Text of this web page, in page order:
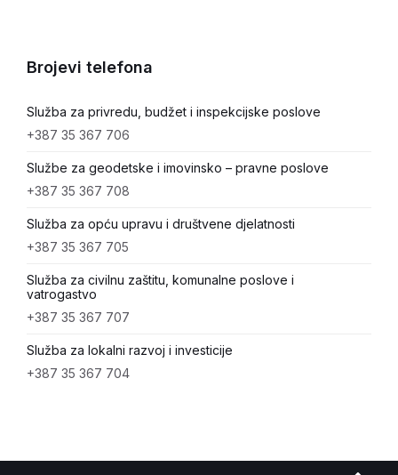
Brojevi telefona
Služba za privredu, budžet i inspekcijske poslove
+387 35 367 706
Službe za geodetske i imovinsko – pravne poslove
+387 35 367 708
Služba za opću upravu i društvene djelatnosti
+387 35 367 705
Služba za civilnu zaštitu, komunalne poslove i
vatrogastvo
+387 35 367 707
Služba za lokalni razvoj i investicije
+387 35 367 704